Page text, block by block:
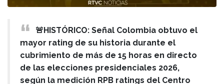
🚨HISTÓRICO: Señal Colombia obtuvo el
mayor rating de su historia durante el
cubrimiento de más de 15 horas en directo
de las elecciones presidenciales 2026,
según la medición RPB ratings del Centro